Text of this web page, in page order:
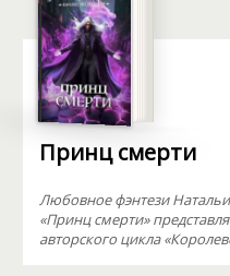
Принц смерти
Любовное фэнтези
«Принц смерти»
авторского цикла